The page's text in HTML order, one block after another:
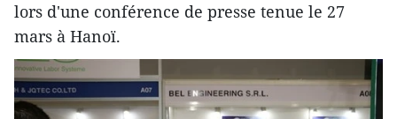
lors d'une conférence de presse tenue le 27
mars à Hanoï.